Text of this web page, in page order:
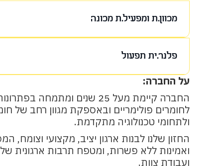
מכוון.ת ומפעיל.ת מכונה
תחומי אחריות עיקריים:
הפעלת וכיוון מכונה
אחריות לאיכות המוצר
איתור תקלות
טיפול טכני במכונה
שמירה על תחזוקה ותקינות המכונה
עמידה ביעדי ייצור
פלנר.ית תפעול
תחומי אחריות מרכזיים:
בניית תוכניות ייצור שבועיות/
להזמנות ותחזיות
תיאום בין מחלקות: רכש, ייצור,
ניהול ובקרה על מלאים (חומרי גלם
מעקב אחר ביצוע תוכניות ייצור
‍על החברה:
החברה קיימת מעל 25 שנים
לחומרים פולימריים ובאספקת מגוון רחב של
ולתחומי טכנולוגיה מתקדמת.
החזון שלנו לבנות ארגון יציב, מקצועי וצומח,
ואמינות ללא פשרות, ומטפח תרבות ארגונית של
ועבודת צוות.